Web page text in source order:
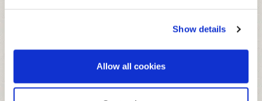
Show details
Allow all cookies
Zucker, schwarzer Johannisbeersaft aus schwarzem
Johannisbeersaftkonzentrat 20%, Glukose-Fruktose-Sirup,
DURCHSCHNITTLICHE NÄHRWERTE
PRO 100 ML VERDÜNNTES GETRÄNK